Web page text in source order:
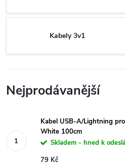
Kabely 3v1
Nejprodávanější
Kabel USB-A/Lightning
White 100cm
Skladem - hned k
79 Kč